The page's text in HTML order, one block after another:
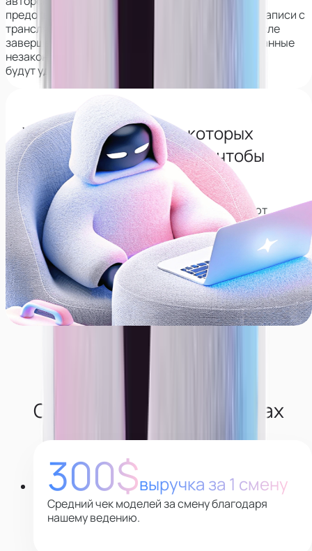
предотвращает распространение скриншотов и записи с
трансляций. Его применение гарантирует, что после
завершения работы все ваши фото и видео, сделанные
незаконно,
будут удалены из интернета навсегда.
Узнай все сервисы с которых
нужно будет удалиться, чтобы
сохранить анонимность
Собрали список сервисов, которые позволяют
находить соц. сети по лицу, рекомендуем
удалиться с них, даже если не планируете карьеру
модели.
Перейти в тг-канал
О наших моделях в цифрах
300$выручка за 1 смену
Средний чек моделей за смену благодаря
нашему ведению.